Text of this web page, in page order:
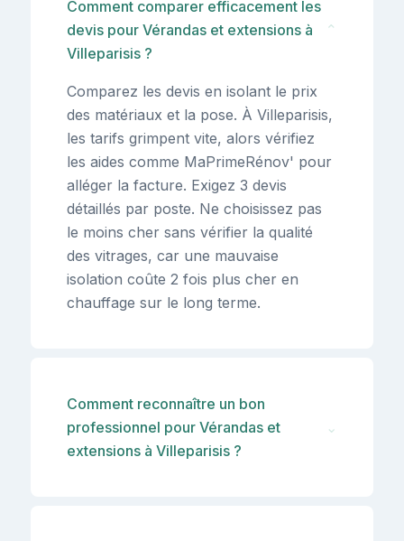
Comment comparer efficacement les
devis pour Vérandas et extensions à
Villeparisis ?
⌄
Comparez les devis en isolant le prix
des matériaux et la pose. À Villeparisis,
les tarifs grimpent vite, alors vérifiez
les aides comme MaPrimeRénov' pour
alléger la facture. Exigez 3 devis
détaillés par poste. Ne choisissez pas
le moins cher sans vérifier la qualité
des vitrages, car une mauvaise
isolation coûte 2 fois plus cher en
chauffage sur le long terme.
Comment reconnaître un bon
professionnel pour Vérandas et
extensions à Villeparisis ?
⌄